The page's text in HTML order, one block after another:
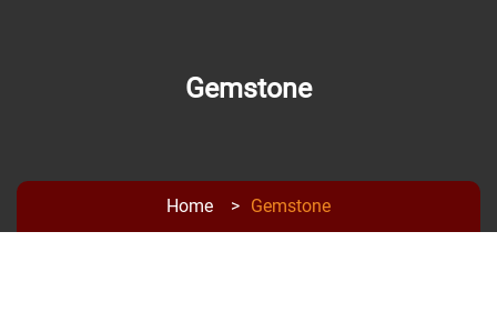
Gemstone
Home > Gemstone